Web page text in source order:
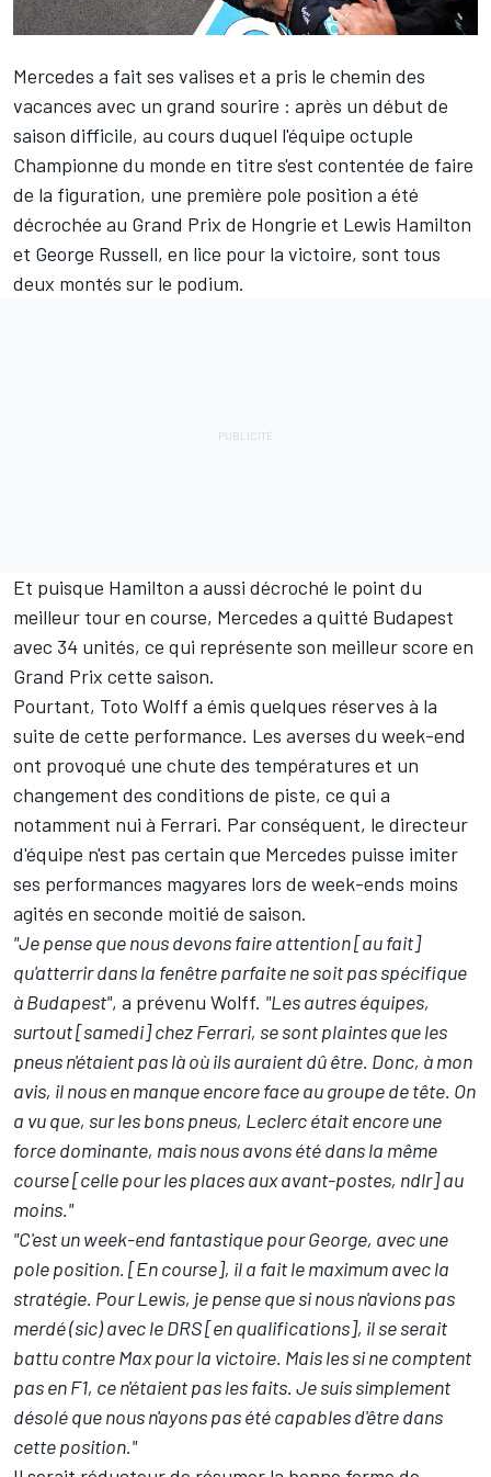
Mercedes a fait ses valises et a pris le chemin des
vacances avec un grand sourire : après un début de
saison difficile, au cours duquel l'équipe octuple
Championne du monde en titre s'est contentée de faire
de la figuration, une première pole position a été
décrochée au Grand Prix de Hongrie et Lewis Hamilton
et George Russell, en lice pour la victoire, sont tous
deux montés sur le podium.
Et puisque Hamilton a aussi décroché le point du
meilleur tour en course, Mercedes a quitté Budapest
avec 34 unités, ce qui représente son meilleur score en
Grand Prix cette saison.
Pourtant, Toto Wolff a émis quelques réserves à la
suite de cette performance. Les averses du week-end
ont provoqué une chute des températures et un
changement des conditions de piste, ce qui a
notamment nui à Ferrari. Par conséquent, le directeur
d'équipe n'est pas certain que Mercedes puisse imiter
ses performances magyares lors de week-ends moins
agités en seconde moitié de saison.
"Je pense que nous devons faire attention [au fait]
qu'atterrir dans la fenêtre parfaite ne soit pas spécifique
à Budapest", a prévenu Wolff. "Les autres équipes,
surtout [samedi] chez Ferrari, se sont plaintes que les
pneus n'étaient pas là où ils auraient dû être. Donc, à mon
avis, il nous en manque encore face au groupe de tête. On
a vu que, sur les bons pneus, Leclerc était encore une
force dominante, mais nous avons été dans la même
course [celle pour les places aux avant-postes, ndlr] au
moins."
"C'est un week-end fantastique pour George, avec une
pole position. [En course], il a fait le maximum avec la
stratégie. Pour Lewis, je pense que si nous n'avions pas
merdé (sic) avec le DRS [en qualifications], il se serait
battu contre Max pour la victoire. Mais les si ne comptent
pas en F1, ce n'étaient pas les faits. Je suis simplement
désolé que nous n'ayons pas été capables d'être dans
cette position."